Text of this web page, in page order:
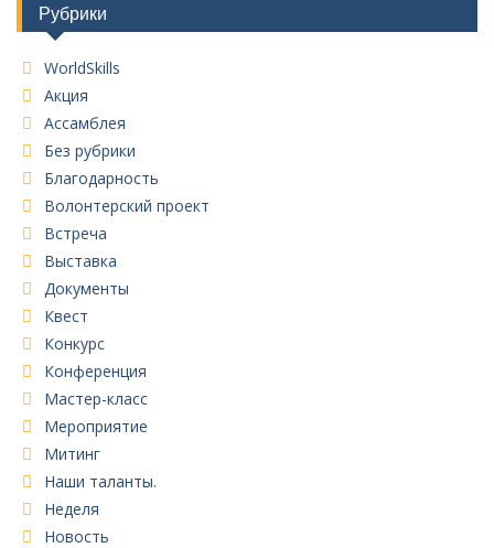
Рубрики
WorldSkills
Акция
Ассамблея
Без рубрики
Благодарность
Волонтерский проект
Встреча
Выставка
Документы
Квест
Конкурс
Конференция
Мастер-класс
Мероприятие
Митинг
Наши таланты.
Неделя
Новость